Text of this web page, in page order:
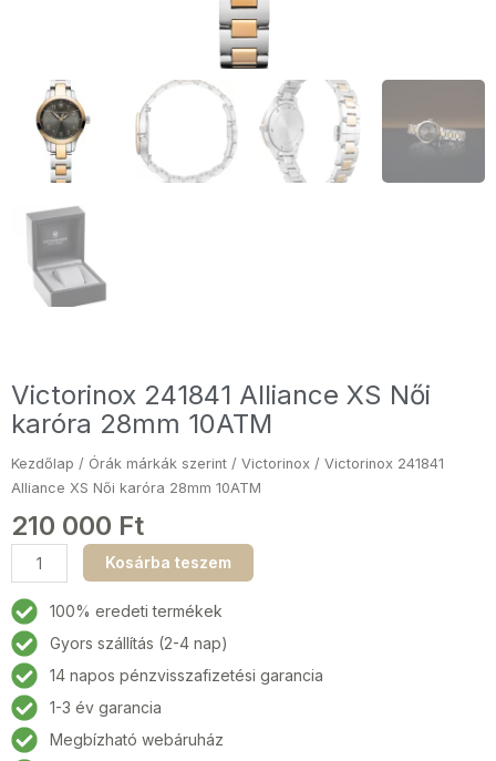
Victorinox 241841 Alliance XS Női
karóra 28mm 10ATM
Kezdőlap / Órák márkák szerint / Victorinox / Victorinox 241841
Alliance XS Női karóra 28mm 10ATM
210 000 Ft
Victorinox
241841
Alliance
XS
Női
karóra
28mm
10ATM
mennyiség
Kosárba teszem
100% eredeti termékek
Gyors szállítás (2-4 nap)
14 napos pénzvisszafizetési garancia
1-3 év garancia
Megbízható webáruház